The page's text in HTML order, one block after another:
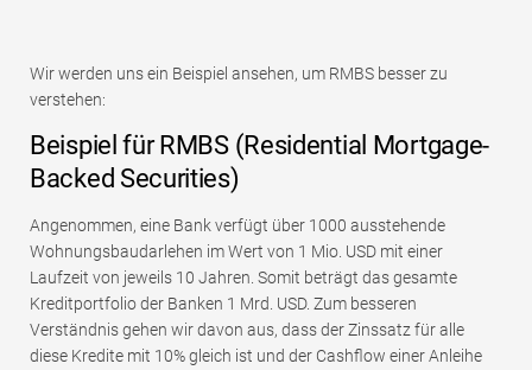
Wir werden uns ein Beispiel ansehen, um RMBS besser zu
verstehen:
Beispiel für RMBS (Residential Mortgage-
Backed Securities)
Angenommen, eine Bank verfügt über 1000 ausstehende
Wohnungsbaudarlehen im Wert von 1 Mio. USD mit einer
Laufzeit von jeweils 10 Jahren. Somit beträgt das gesamte
Kreditportfolio der Banken 1 Mrd. USD. Zum besseren
Verständnis gehen wir davon aus, dass der Zinssatz für alle
diese Kredite mit 10% gleich ist und der Cashflow einer Anleihe